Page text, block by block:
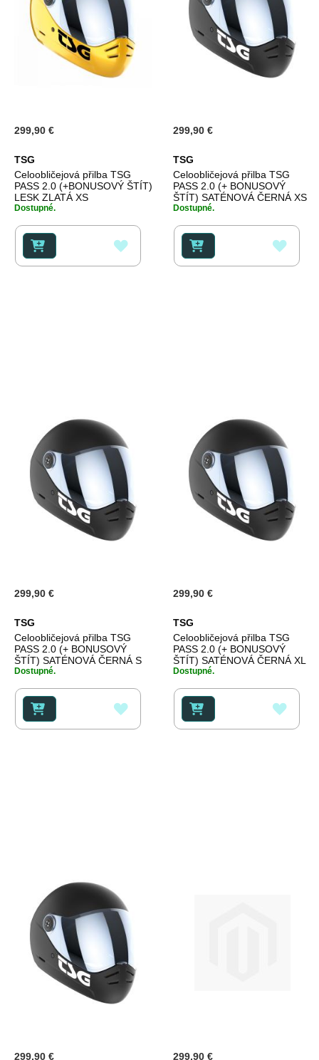
299,90 €
TSG
Celoobličejová přilba TSG
PASS 2.0 (+BONUSOVÝ ŠTÍT)
LESK ZLATÁ XS
Dostupné.
K
299,90 €
TSG
Celoobličejová přilba TSG
PASS 2.0 (+ BONUSOVÝ
ŠTÍT) SATÉNOVÁ ČERNÁ XS
Dostupné.
K
299,90 €
TSG
Celoobličejová přilba TSG
PASS 2.0 (+ BONUSOVÝ
ŠTÍT) SATÉNOVÁ ČERNÁ S
Dostupné.
K
299,90 €
TSG
Celoobličejová přilba TSG
PASS 2.0 (+ BONUSOVÝ
ŠTÍT) SATÉNOVÁ ČERNÁ XL
Dostupné.
K
299,90 € 299,90 €